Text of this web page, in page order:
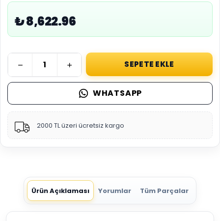
₺ 8,622.96
SEPETE EKLE
WHATSAPP
2000 TL üzeri ücretsiz kargo
Ürün Açıklaması Yorumlar Tüm Parçalar